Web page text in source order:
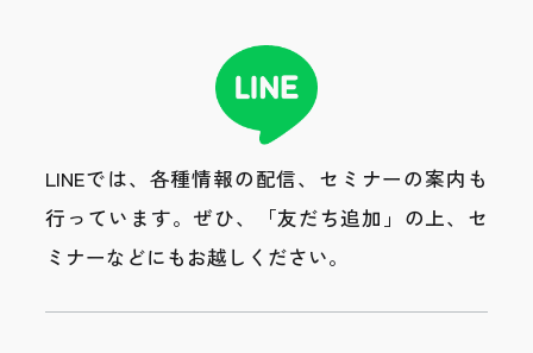
LINEでは、各種情報の配信、セミナーの案内も
行っています。 ぜひ、「友だち追加」の上、セ
ミナーなどにもお越しください。